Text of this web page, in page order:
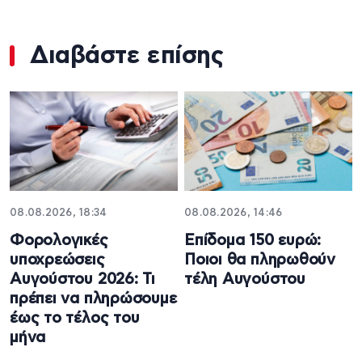
Διαβάστε επίσης
08.08.2026, 18:34
Φορολογικές
υποχρεώσεις
Αυγούστου 2026: Τι
πρέπει να πληρώσουμε
έως το τέλος του
μήνα
08.08.2026, 14:46
Επίδομα 150 ευρώ:
Ποιοι θα πληρωθούν
τέλη Αυγούστου